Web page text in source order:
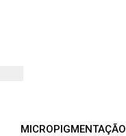
MICROPIGMENTAÇÃO